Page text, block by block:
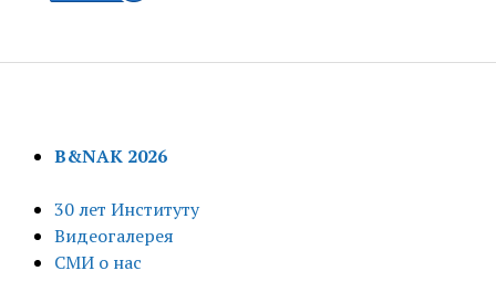
B&NAK 2026
30 лет Институту
Видеогалерея
СМИ о нас